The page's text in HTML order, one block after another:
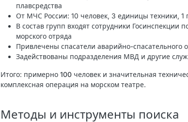
плавсредства
От МЧС России: 10 человек, 3 единицы техники, 1
В состав групп входят сотрудники
морского отряда
Привлечены спасатели аварийно-
Задействованы подразделения МВД и другие
Итого: примерно 100 человек и значительная
комплексная операция на морском театре.
Методы и инструменты поиска